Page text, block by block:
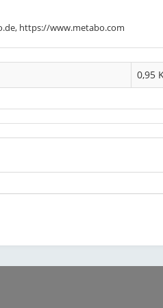
https://www.metabo.com
0,95